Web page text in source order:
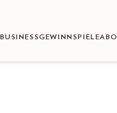
BUSINESS GEWINNSPIELEABO